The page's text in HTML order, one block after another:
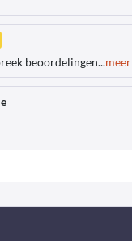
beoordelingen...meer